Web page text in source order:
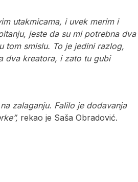
utakmicama, i uvek merim i
jeste da su mi potrebna dva
tom smislu. To je jedini razlog,
dva kreatora, i zato tu gubi
zalaganju. Falilo je dodavanja
rekao je Saša Obradović.